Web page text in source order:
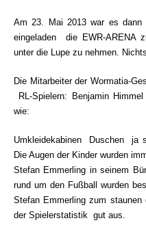
Am 23. Mai 2013 war es dann
eingeladen
die EWR-ARENA
unter die Lupe zu nehmen.
Die Mitarbeiter der Wormatia-
RL-Spielern: Benjamin
wie:
Umkleidekabinen  Duschen 
Die Augen der Kinder wurden
Stefan Emmerling in seinem
rund um den Fußball wurden
Stefan Emmerling zum staunen
der Spielerstatistik gut aus.